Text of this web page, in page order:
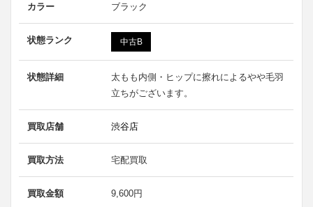
カラー ブラック
状態ランク 中古B
状態詳細
太もも内側・ヒップに擦れによるやや毛羽
立ちがございます。
買取店舗 渋谷店
買取方法 宅配買取
買取金額 9,600円